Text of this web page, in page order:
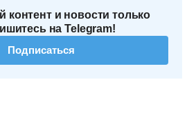
контент и новости только
на Telegram!
Подписаться